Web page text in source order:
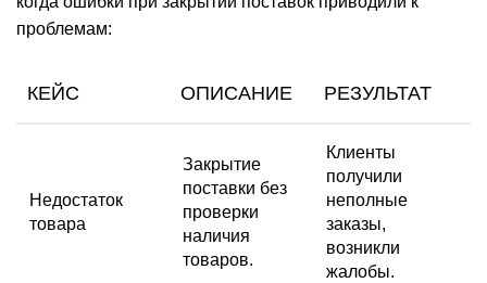
проблемам:
КЕЙС ОПИСАНИЕ РЕЗУЛЬТАТ
Недостаток
товара
Закрытие
поставки без
проверки
наличия
товаров.
Клиенты
получили
неполные
заказы,
возникли
жалобы.